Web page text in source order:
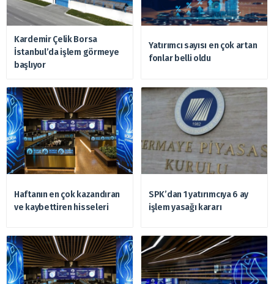
Kardemir Çelik Borsa
İstanbul’da işlem görmeye
başlıyor
Yatırımcı sayısı en çok artan
fonlar belli oldu
Haftanın en çok kazandıran
ve kaybettiren hisseleri
SPK’dan 1 yatırımcıya 6 ay
işlem yasağı kararı